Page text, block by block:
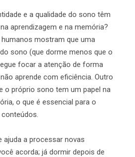
e a qualidade do sono têm
aprendizagem e na memória?
mostram que uma
sono (que dorme menos que o
focar a atenção de forma
aprende com eficiência. Outro
o próprio sono tem um papel na
o que é essencial para o
ajuda a processar novas
acorda; já dormir depois de